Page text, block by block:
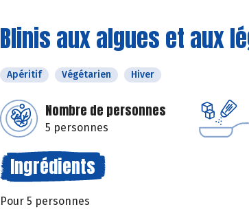
Blinis aux algues et aux
Apéritif Végétarien Hiver
Nombre de personnes
5 personnes
Ingrédients
Pour 5 personnes